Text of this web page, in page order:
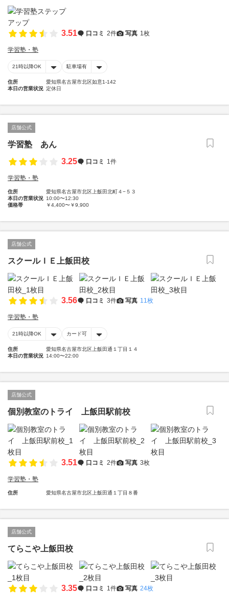
3.51 口コミ 2件 写真 1枚
学習塾・塾
21時以降OK 駐車場有
住所
愛知県名古屋市北区如意1-142
本日の営業状況 定休日
店舗公式
学習塾 あん
3.25
口コミ 1件
学習塾・塾
住所
愛知県名古屋市北区上飯田北町４−５３
本日の営業状況 10:00〜12:30
価格帯
￥4,400〜￥9,900
店舗公式
スクールＩＥ上飯田校
3.56 口コミ 3件 写真 11枚
学習塾・塾
21時以降OK カード可
住所
愛知県名古屋市北区上飯田通１丁目１４
本日の営業状況 14:00〜22:00
店舗公式
個別教室のトライ 上飯田駅前校
3.51 口コミ 2件 写真 3枚
学習塾・塾
住所 愛知県名古屋市北区上飯田通１丁目８番
店舗公式
てらこや上飯田校
3.35 口コミ 1件 写真 24枚